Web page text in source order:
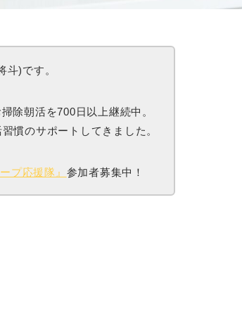
斗)です。
除朝活を700日以上継続中。
慣のサポートしてきました。
プ応援隊』 参加者募集中！